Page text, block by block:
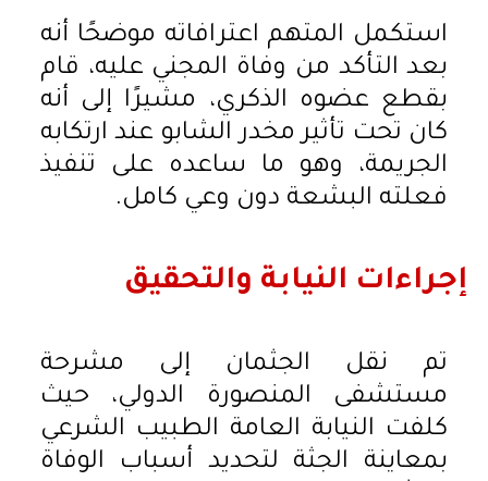
استكمل المتهم اعترافاته موضحًا أنه
بعد التأكد من وفاة المجني عليه، قام
بقطع عضوه الذكري، مشيرًا إلى أنه
كان تحت تأثير مخدر الشابو عند ارتكابه
الجريمة، وهو ما ساعده على تنفيذ
فعلته البشعة دون وعي كامل.
إجراءات النيابة والتحقيق
تم نقل الجثمان إلى مشرحة
مستشفى المنصورة الدولي، حيث
كلفت النيابة العامة الطبيب الشرعي
بمعاينة الجثة لتحديد أسباب الوفاة